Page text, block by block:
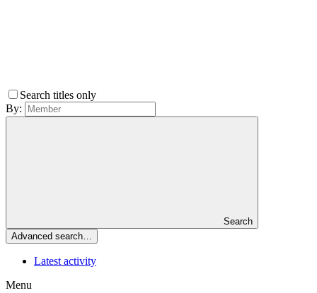
Search titles only
By:
Search
Advanced search…
Latest activity
Menu